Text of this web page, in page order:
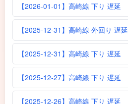
【2026-01-01】高崎線 下り 遅延
【2025-12-31】高崎線 外回り 遅延
【2025-12-31】高崎線 下り 遅延
【2025-12-27】高崎線 下り 遅延
【2025-12-26】高崎線 下り 遅延